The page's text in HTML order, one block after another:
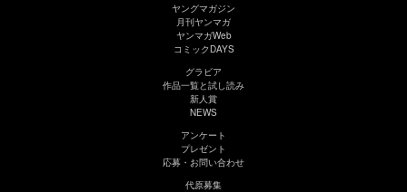
ヤングマガジン
月刊ヤンマガ
ヤンマガWeb
コミックDAYS
グラビア
作品一覧と試し読み
新人賞
NEWS
アンケート
プレゼント
応募・お問い合わせ
代原募集